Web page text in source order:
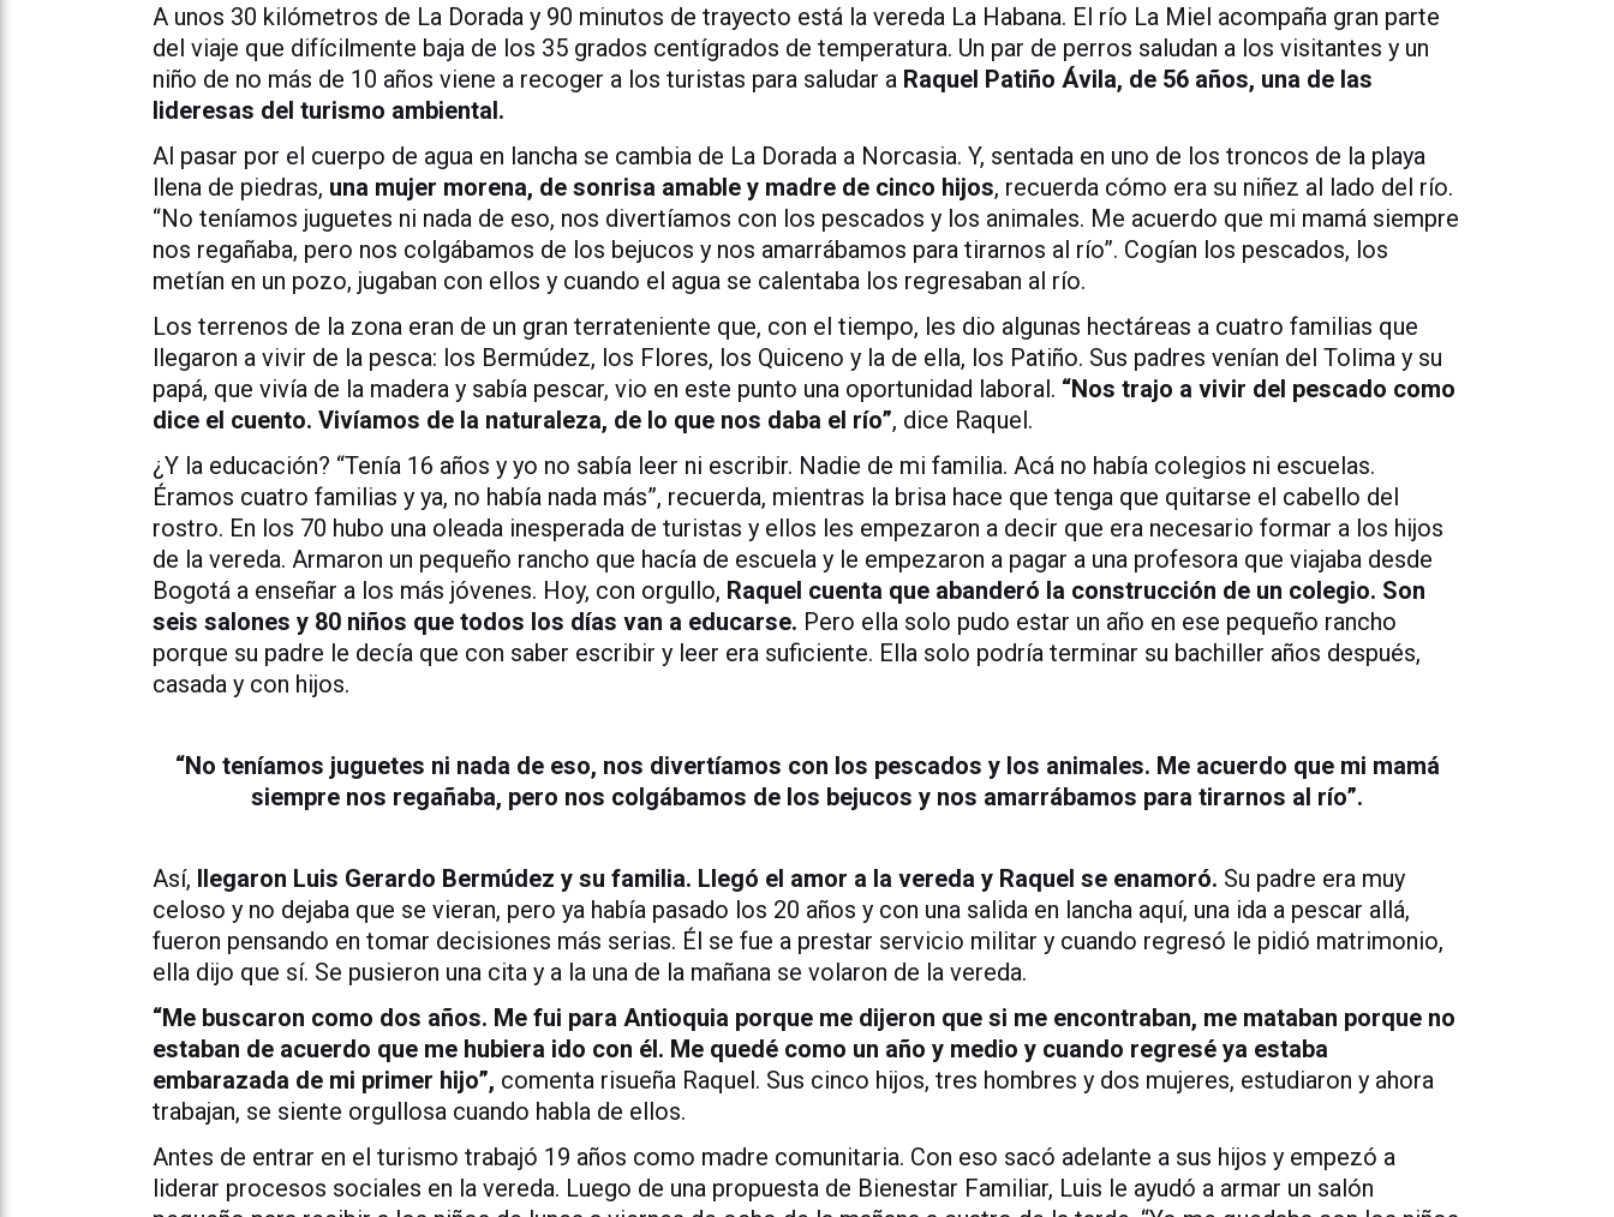
A unos 30 kilómetros de La Dorada y 90 minutos de trayecto está la vereda La Habana. El río La Miel acompaña gran parte
del viaje que difícilmente baja de los 35 grados centígrados de temperatura. Un par de perros saludan a los visitantes y un
niño de no más de 10 años viene a recoger a los turistas para saludar a Raquel Patiño Ávila, de 56 años, una de las
lideresas del turismo ambiental.
Al pasar por el cuerpo de agua en lancha se cambia de La Dorada a Norcasia. Y, sentada en uno de los troncos de la playa
llena de piedras, una mujer morena, de sonrisa amable y madre de cinco hijos, recuerda cómo era su niñez al lado del río.
“No teníamos juguetes ni nada de eso, nos divertíamos con los pescados y los animales. Me acuerdo que mi mamá siempre
nos regañaba, pero nos colgábamos de los bejucos y nos amarrábamos para tirarnos al río”. Cogían los pescados, los
metían en un pozo, jugaban con ellos y cuando el agua se calentaba los regresaban al río.
Los terrenos de la zona eran de un gran terrateniente que, con el tiempo, les dio algunas hectáreas a cuatro familias que
llegaron a vivir de la pesca: los Bermúdez, los Flores, los Quiceno y la de ella, los Patiño. Sus padres venían del Tolima y su
papá, que vivía de la madera y sabía pescar, vio en este punto una oportunidad laboral. “Nos trajo a vivir del pescado como
dice el cuento. Vivíamos de la naturaleza, de lo que nos daba el río”, dice Raquel.
¿Y la educación? “Tenía 16 años y yo no sabía leer ni escribir. Nadie de mi familia. Acá no había colegios ni escuelas.
Éramos cuatro familias y ya, no había nada más”, recuerda, mientras la brisa hace que tenga que quitarse el cabello del
rostro. En los 70 hubo una oleada inesperada de turistas y ellos les empezaron a decir que era necesario formar a los hijos
de la vereda. Armaron un pequeño rancho que hacía de escuela y le empezaron a pagar a una profesora que viajaba desde
Bogotá a enseñar a los más jóvenes. Hoy, con orgullo, Raquel cuenta que abanderó la construcción de un colegio. Son
seis salones y 80 niños que todos los días van a educarse. Pero ella solo pudo estar un año en ese pequeño rancho
porque su padre le decía que con saber escribir y leer era suficiente. Ella solo podría terminar su bachiller años después,
casada y con hijos.
“No teníamos juguetes ni nada de eso, nos divertíamos con los pescados y los animales. Me acuerdo que mi mamá
siempre nos regañaba, pero nos colgábamos de los bejucos y nos amarrábamos para tirarnos al río”.
Así, llegaron Luis Gerardo Bermúdez y su familia. Llegó el amor a la vereda y Raquel se enamoró. Su padre era muy
celoso y no dejaba que se vieran, pero ya había pasado los 20 años y con una salida en lancha aquí, una ida a pescar allá,
fueron pensando en tomar decisiones más serias. Él se fue a prestar servicio militar y cuando regresó le pidió matrimonio,
ella dijo que sí. Se pusieron una cita y a la una de la mañana se volaron de la vereda.
“Me buscaron como dos años. Me fui para Antioquia porque me dijeron que si me encontraban, me mataban porque no
estaban de acuerdo que me hubiera ido con él. Me quedé como un año y medio y cuando regresé ya estaba
embarazada de mi primer hijo”, comenta risueña Raquel. Sus cinco hijos, tres hombres y dos mujeres, estudiaron y ahora
trabajan, se siente orgullosa cuando habla de ellos.
Antes de entrar en el turismo trabajó 19 años como madre comunitaria. Con eso sacó adelante a sus hijos y empezó a
liderar procesos sociales en la vereda. Luego de una propuesta de Bienestar Familiar, Luis le ayudó a armar un salón